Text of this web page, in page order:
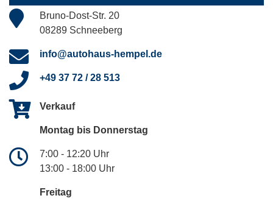
Bruno-Dost-Str. 20
08289 Schneeberg
info@autohaus-hempel.de
+49 37 72 / 28 513
Verkauf
Montag bis Donnerstag
7:00 - 12:20 Uhr
13:00 - 18:00 Uhr
Freitag